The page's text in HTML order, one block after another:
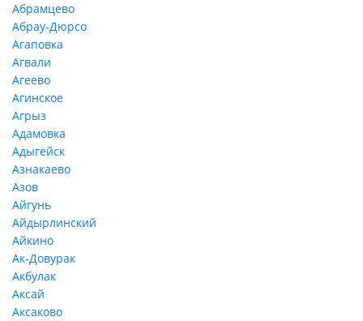
Абрамцево
Абрау-Дюрсо
Агаповка
Агвали
Агеево
Агинское
Агрыз
Адамовка
Адыгейск
Азнакаево
Азов
Айгунь
Айдырлинский
Айкино
Ак-Довурак
Акбулак
Аксай
Аксаково